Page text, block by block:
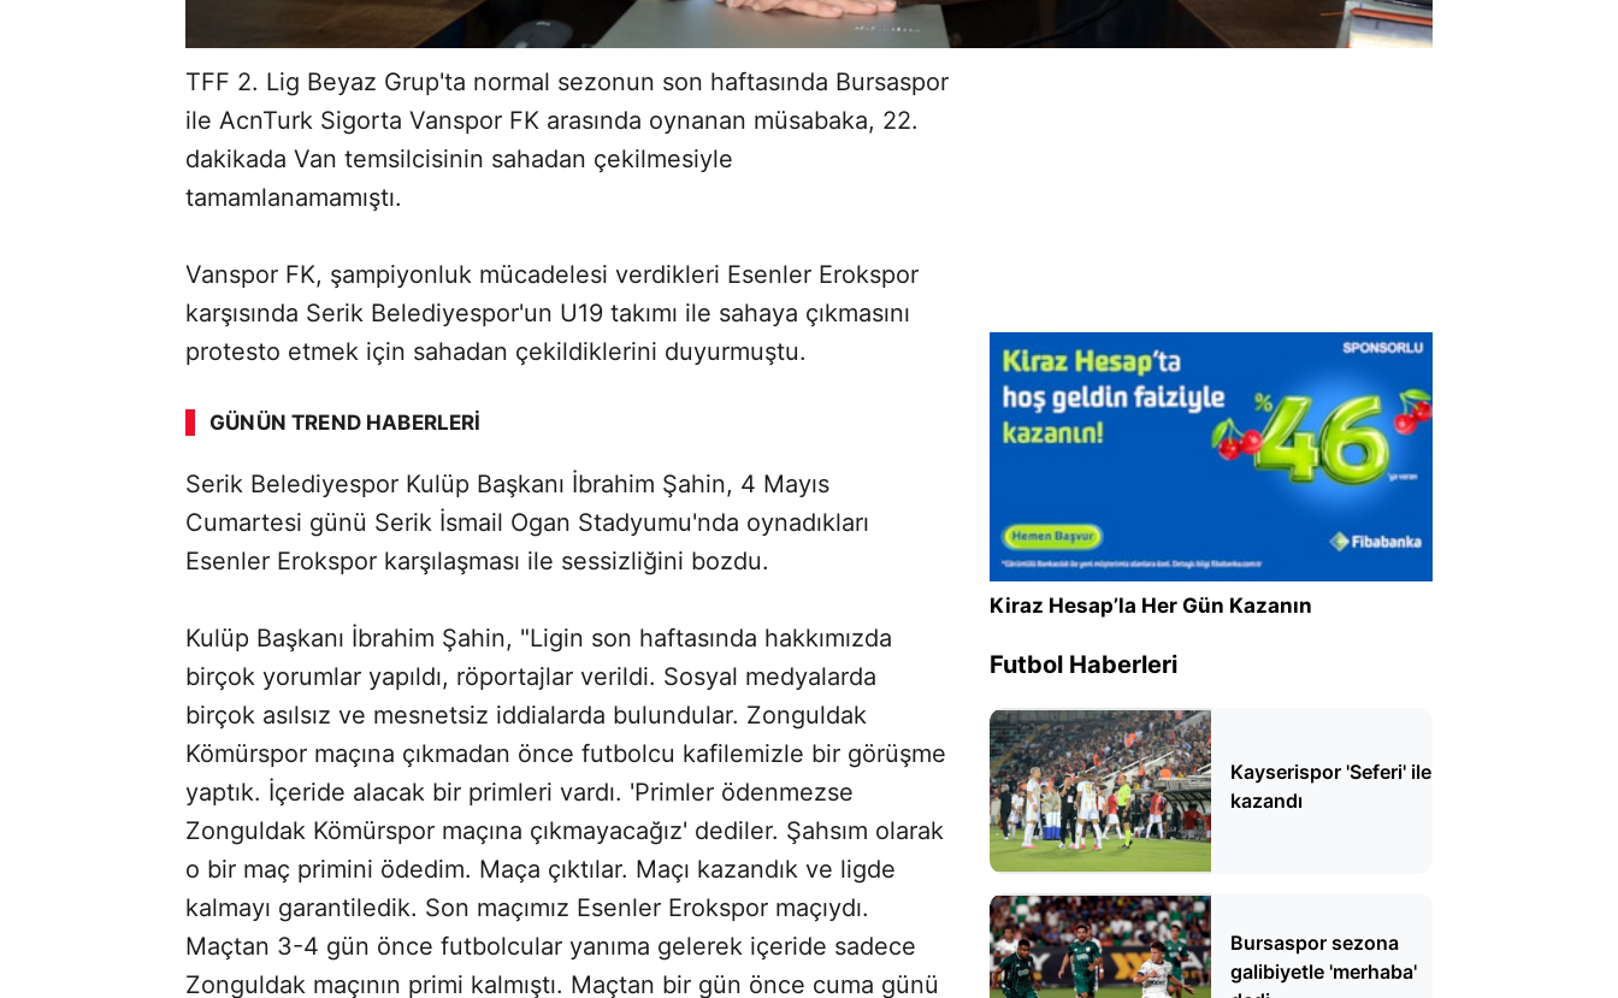
TFF 2. Lig Beyaz Grup'ta normal sezonun son haftasında Bursaspor
ile AcnTurk Sigorta Vanspor FK arasında oynanan müsabaka, 22.
dakikada Van temsilcisinin sahadan çekilmesiyle
tamamlanamamıştı.
Vanspor FK, şampiyonluk mücadelesi verdikleri Esenler Erokspor
karşısında Serik Belediyespor'un U19 takımı ile sahaya çıkmasını
protesto etmek için sahadan çekildiklerini duyurmuştu.
GÜNÜN TREND HABERLERI
Serik Belediyespor Kulüp Başkanı İbrahim Şahin, 4 Mayıs
Cumartesi günü Serik İsmail Ogan Stadyumu'nda oynadıkları
Esenler Erokspor karşılaşması ile sessizliğini bozdu.
Kulüp Başkanı İbrahim Şahin, "Ligin son haftasında hakkımızda
birçok yorumlar yapıldı, röportajlar verildi. Sosyal medyalarda
birçok asılsız ve mesnetsiz iddialarda bulundular. Zonguldak
Kömürspor maçına çıkmadan önce futbolcu kafilemizle bir görüşme
yaptık. İçeride alacak bir primleri vardı. 'Primler ödenmezse
Zonguldak Kömürspor maçına çıkmayacağız' dediler. Şahsım olarak
o bir maç primini ödedim. Maça çıktılar. Maçı kazandık ve ligde
kalmayı garantiledik. Son maçımız Esenler Erokspor maçıydı.
Maçtan 3-4 gün önce futbolcular yanıma gelerek içeride sadece
Zonguldak maçının primi kalmıştı. Maçtan bir gün önce cuma günü
Kiraz Hesap’la Her Gün Kazanın
Futbol Haberleri
Kayserispor 'Seferi' ile
kazandı
Bursaspor sezona
galibiyetle 'merhaba'